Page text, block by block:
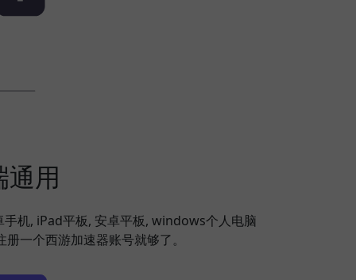
通用
机, iPad平板, 安卓平板, windows个人电脑
一个西游加速器账号就够了。